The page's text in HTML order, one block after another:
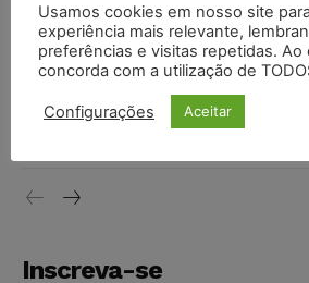
níveis
DIREITO TRIBUTÁRIO 07/08/2026
Justiça do Trabalho mantém justa
vendia canetas emagrecedoras no
Inscreva-se
Usamos cookies em nosso site
experiência mais relevante,
preferências e visitas repetidas. Ao
concorda com a utilização de
Configurações Aceitar